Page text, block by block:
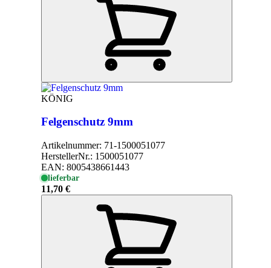
KÖNIG
Felgenschutz 9mm
Artikelnummer: 71-1500051077
HerstellerNr.: 1500051077
EAN: 8005438661443
lieferbar
11,70 €